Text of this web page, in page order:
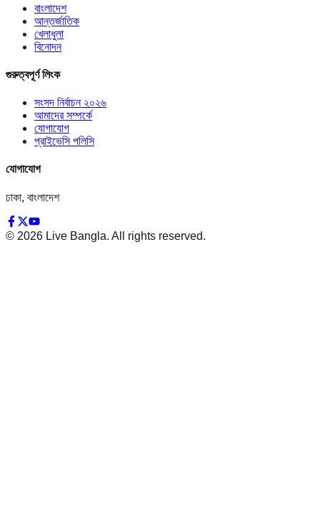
বাংলাদেশ
আন্তর্জাতিক
খেলাধুলা
বিনোদন
গুরুত্বপূর্ণ লিংক
সংসদ নির্বাচন ২০২৬
আমাদের সম্পর্কে
যোগাযোগ
প্রাইভেসি পলিসি
যোগাযোগ
ঢাকা, বাংলাদেশ
© 2026 Live Bangla. All rights reserved.